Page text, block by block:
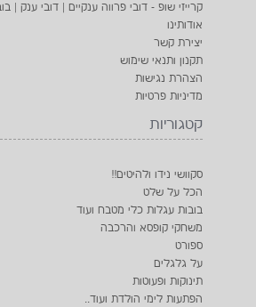
קרייזי שופ - דובי פרווה ענקיים | דובי ענק |
אודותינו
יצירת קשר
תקנון ותנאי שימוש
הצהרת נגישות
מדיניות פרטיות
קטגוריות
סקוושי נידו ולהיטים!!
הכל על שלט
בובות עגלות כלי מטבח ועוד
משחקי קופסא והרכבה
ספורט
על גלגלים
תינוקות ופעוטות
הפתעות לימי הולדת ועוד..